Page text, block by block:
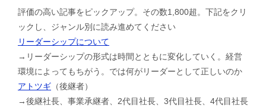
評価の高い記事をピックアップ。その数1,800超。下記をクリ
ックし、ジャンル別に読み進めてください
リーダーシップについて
→リーダーシップの形式は時間とともに変化していく。経営
環境によってもちがう。では何がリーダーとして正しいのか
アトツギ （後継者）
→後継社長、事業承継者、2代目社長、3代目社長、4代目社長